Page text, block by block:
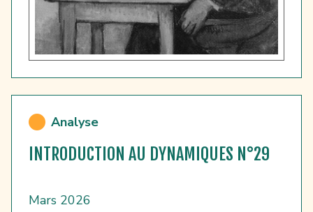
Analyse
INTRODUCTION AU DYNAMIQUES N°29
Mars 2026